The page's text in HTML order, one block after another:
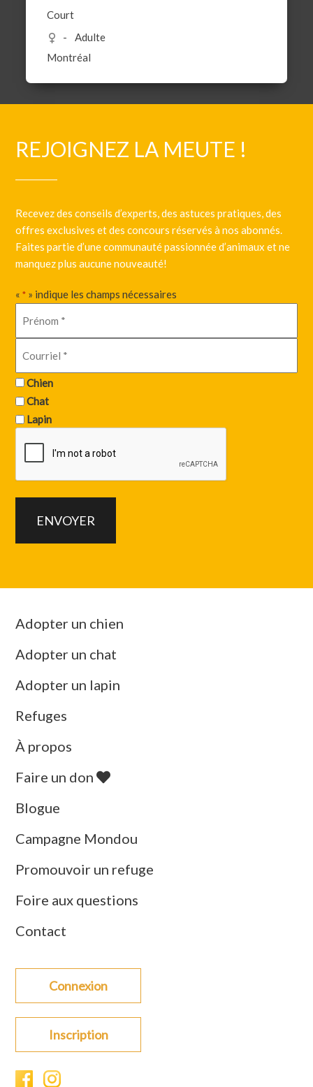
Court
Adulte
Montréal
REJOIGNEZ LA MEUTE !
Recevez des conseils d’experts, des astuces pratiques, des
offres exclusives et des concours réservés à nos abonnés.
Faites partie d’une communauté passionnée d’animaux et ne
manquez plus aucune nouveauté!
«* » indique les champs nécessaires
Chien
Chat
Lapin
Adopter un chien
Adopter un chat
Adopter un lapin
Refuges
À propos
Faire un don
Blogue
Campagne Mondou
Promouvoir un refuge
Foire aux questions
Contact
Connexion
Inscription